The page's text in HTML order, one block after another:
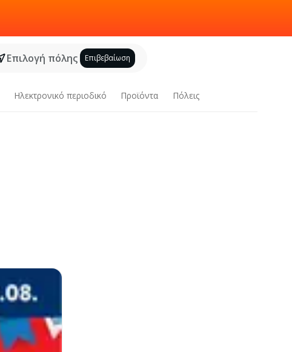
Επιλογή πόλης Επιβεβαίωση
Ηλεκτρονικό περιοδικό Προϊόντα Πόλεις